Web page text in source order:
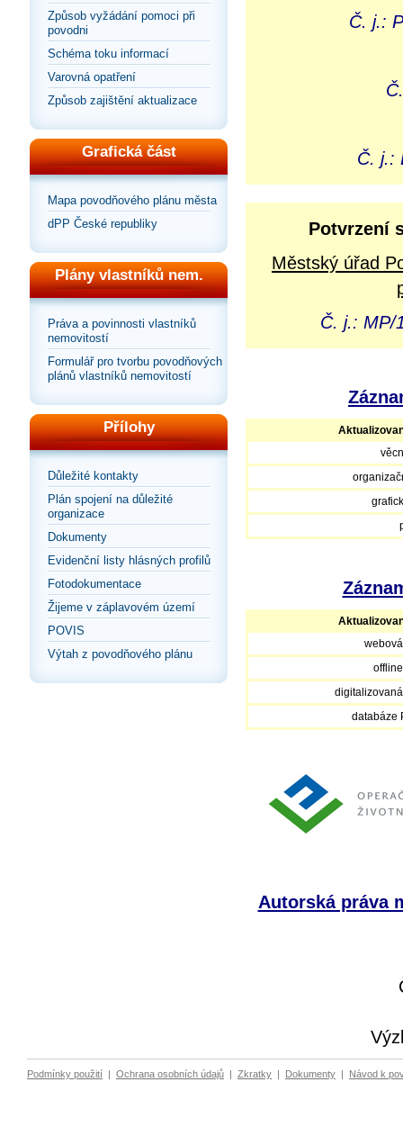
Způsob vyžádání pomoci při
povodni
Schéma toku informací
Varovná opatření
Způsob zajištění aktualizace
Grafická část
Mapa povodňového plánu města
dPP České republiky
Plány vlastníků nem.
Práva a povinnosti vlastníků
nemovitostí
Formulář pro tvorbu povodňových
plánů vlastníků nemovitostí
Přílohy
Důležité kontakty
Plán spojení na důležité
organizace
Dokumenty
Evidenční listy hlásných profilů
Fotodokumentace
Žijeme v záplavovém území
POVIS
Výtah z povodňového plánu
Č. j.:
Č. j.:
Potvrzení
Městský úřad
Č. j.: MP/
databáze
Autorská práva
Podmínky použití | Ochrana osobních údajů | Zkratky | Dokumenty | Návod k